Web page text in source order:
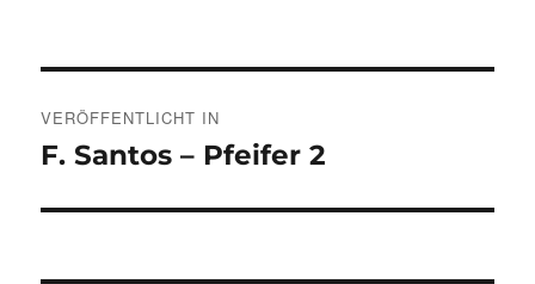
VERÖFFENTLICHT IN
F. Santos – Pfeifer 2